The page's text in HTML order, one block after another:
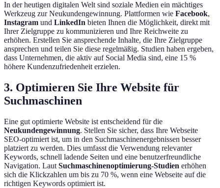
In der heutigen digitalen Welt sind soziale Medien ein mächtiges
Werkzeug zur Neukundengewinnung. Plattformen wie Facebook,
Instagram und LinkedIn bieten Ihnen die Möglichkeit, direkt mit
Ihrer Zielgruppe zu kommunizieren und Ihre Reichweite zu
erhöhen. Erstellen Sie ansprechende Inhalte, die Ihre Zielgruppe
ansprechen und teilen Sie diese regelmäßig. Studien haben ergeben,
dass Unternehmen, die aktiv auf Social Media sind, eine 15 %
höhere Kundenzufriedenheit erzielen.
3. Optimieren Sie Ihre Website für
Suchmaschinen
Eine gut optimierte Website ist entscheidend für die
Neukundengewinnung. Stellen Sie sicher, dass Ihre Webseite
SEO-optimiert ist, um in den Suchmaschinenergebnissen besser
platziert zu werden. Dies umfasst die Verwendung relevanter
Keywords, schnell ladende Seiten und eine benutzerfreundliche
Navigation. Laut Suchmaschinenoptimierung-Studien erhöhen
sich die Klickzahlen um bis zu 70 %, wenn eine Webseite auf die
richtigen Keywords optimiert ist.